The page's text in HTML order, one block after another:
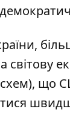
світову
що